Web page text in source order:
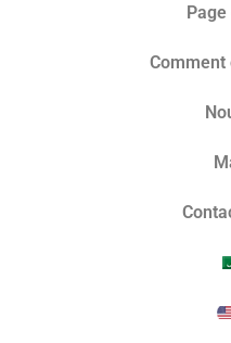
Page
Comment